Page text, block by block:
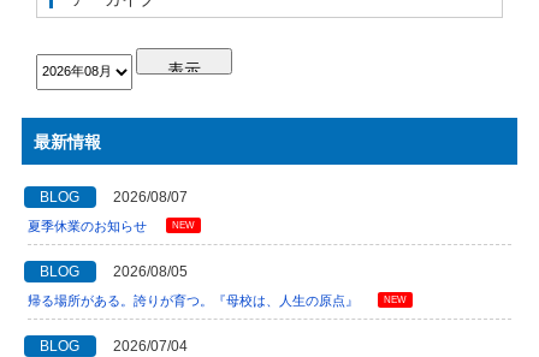
最新情報
BLOG 2026/08/07
夏季休業のお知らせ NEW
BLOG 2026/08/05
帰る場所がある。誇りが育つ。『母校は、人生の原点』 NEW
BLOG 2026/07/04